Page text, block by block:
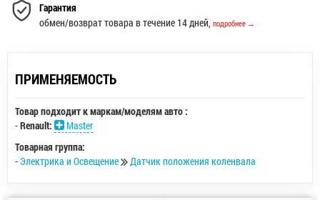
Гарантия
обмен/возврат товара в течение 14 дней, подробнее →
ПРИМЕНЯЕМОСТЬ
Товар подходит к маркам/моделям авто :
-Renault:
Master
Товарная группа:
- Электрика и Освещение Датчик положения коленвала